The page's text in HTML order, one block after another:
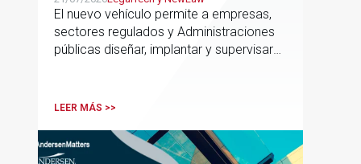
el marco regulatorio europeo
El nuevo vehículo permite a empresas,
sectores regulados y Administraciones
públicas diseñar, implantar y supervisar
cumplimiento normativo desde el origen.
metodología propia de gestión de
riesgos de IA y se alinea con la
LEER MÁS >>